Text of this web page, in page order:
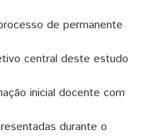
de permanente
central deste estudo
inicial docente com
durante o